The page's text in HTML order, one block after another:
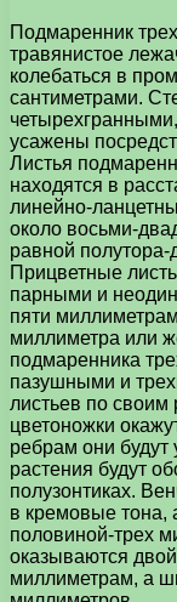
Подмаренник
травянистое
колебаться в
сантиметрами.
усажены
Листья
находятся в
линейно-
около восьми-
равной
Прицветные
парными и
пяти
миллиметра или
подмаренника
пазушными и
листьев по
цветоножки
ребрам они
растения будут
полузонтиках.
в кремовые тона,
половиной-трех
оказываются
миллиметрам, а